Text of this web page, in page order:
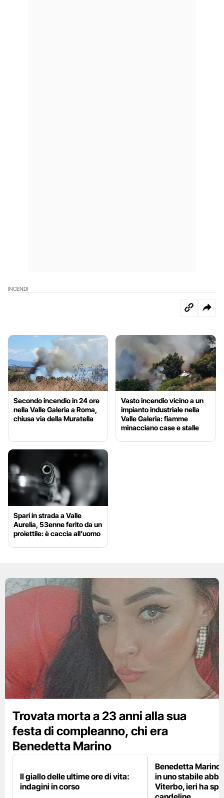
INCENDI
Secondo incendio in 24 ore
nella Valle Galeria a Roma,
chiusa via della Muratella
Vasto incendio vicino a un
impianto industriale nella
Valle Galeria: fiamme
minacciano case e stalle
Spari in strada a Valle
Aurelia, 53enne ferito da un
proiettile: è caccia all’uomo
Trovata morta a 23 anni alla sua
festa di compleanno, chi era
Benedetta Marino
Il giallo delle ultime ore di vita:
indagini in corso
Benedetta Marino
in uno stabile
Viterbo, ieri ha